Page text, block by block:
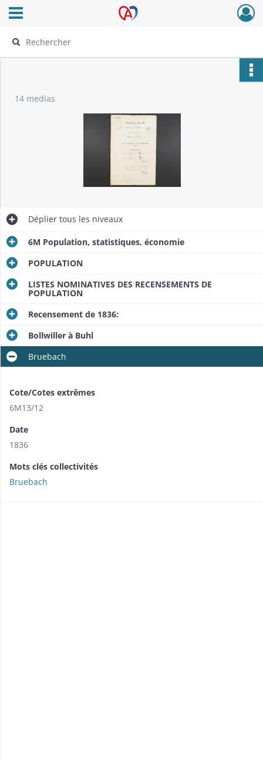
Archives Alsace - Colmar
Ouvrir le menu déroulant
14 medias
Déplier tous les niveaux
6M Population, statistiques, économie
POPULATION
LISTES NOMINATIVES DES RECENSEMENTS DE
POPULATION
Recensement de 1836:
Bollwiller à Buhl
Bruebach
Cote/Cotes extrêmes
6M13/12
Date
1836
Mots clés collectivités
Bruebach